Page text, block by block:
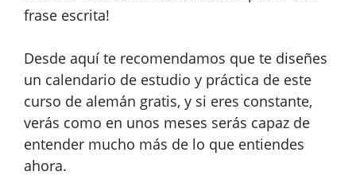
frase escrita!
Desde aquí te recomendamos que te diseñes
un calendario de estudio y práctica de este
curso de alemán gratis, y si eres constante,
verás como en unos meses serás capaz de
entender mucho más de lo que entiendes
ahora.